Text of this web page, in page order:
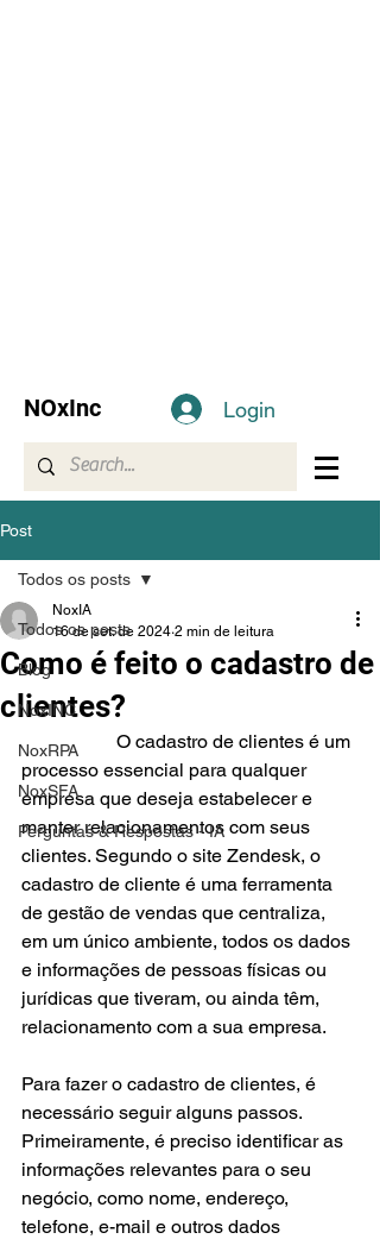
NOxInc Login
Post
Todos os posts
Blog
NoxINC
NoxRPA
NoxSFA
Perguntas & Respostas - IA
Todos os posts
Como é feito o cadastro de
clientes?
NoxIA
16 de set. de 2024 2 min de leitura
		O cadastro de clientes é um
processo essencial para qualquer
empresa que deseja estabelecer e
manter relacionamentos com seus
clientes. Segundo o site Zendesk, o
cadastro de cliente é uma ferramenta
de gestão de vendas que centraliza,
em um único ambiente, todos os dados
e informações de pessoas físicas ou
jurídicas que tiveram, ou ainda têm,
relacionamento com a sua empresa.
Para fazer o cadastro de clientes, é
necessário seguir alguns passos.
Primeiramente, é preciso identificar as
informações relevantes para o seu
negócio, como nome, endereço,
telefone, e-mail e outros dados